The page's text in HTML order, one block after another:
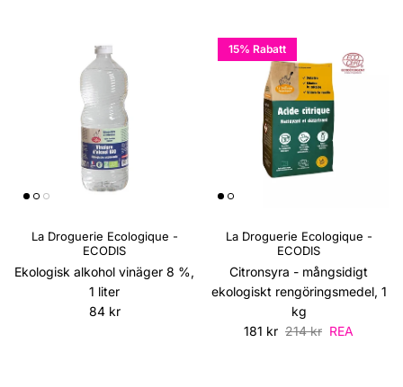
La Droguerie Ecologique -
ECODIS
Ekologisk alkohol vinäger 8 %,
1 liter
Ordinarie pris
84 kr
15% Rabatt
La Droguerie Ecologique -
ECODIS
Citronsyra - mångsidigt
ekologiskt rengöringsmedel, 1
kg
Reapris
181 kr Ordinarie pris
214 kr REA